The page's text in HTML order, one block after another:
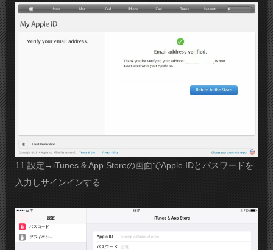
11.設定→iTunes & App Storeの画面でApple IDとパスワードを
入力しサインインする